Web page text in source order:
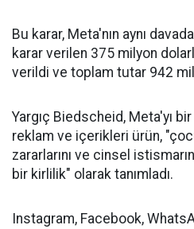
Bu karar, Meta'nın aynı
karar verilen 375 milyon
verildi ve toplam tutar 942
Yargıç Biedscheid, Meta'yı
reklam ve içerikleri ürün,
zararlarını ve cinsel
bir kirlilik" olarak tanımladı.
Instagram, Facebook,